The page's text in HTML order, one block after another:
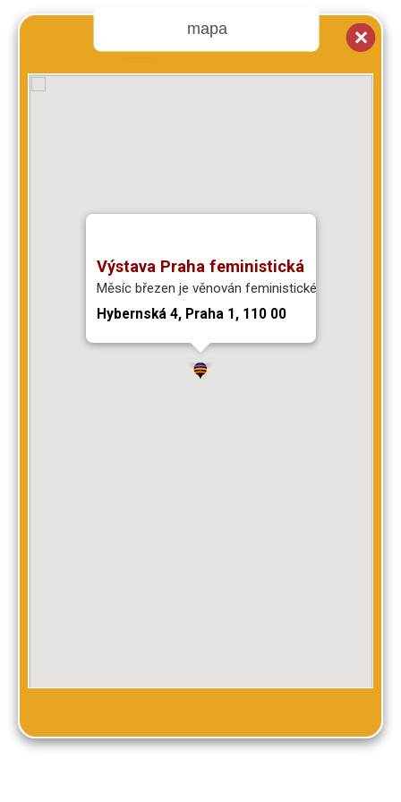
mapa
Výstava Praha feministická
Měsíc březen je věnován feministické historii.
Hybernská 4, Praha 1, 110 00